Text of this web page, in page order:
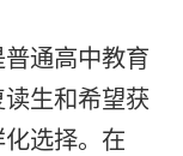
通高中教育
生和希望获
选择。在